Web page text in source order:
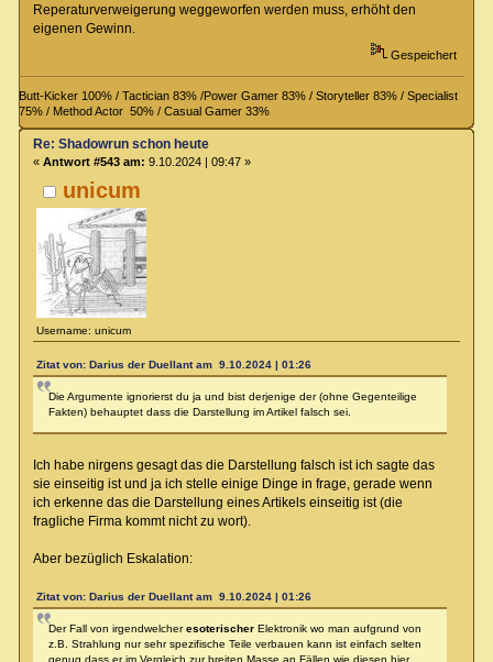
Reperaturverweigerung weggeworfen werden muss, erhöht den
eigenen Gewinn.
Gespeichert
Butt-Kicker 100% / Tactician 83% /Power Gamer 83% / Storyteller 83% / Specialist
75% / Method Actor 50% / Casual Gamer 33%
unicum
Username: unicum
Re: Shadowrun schon heute
« Antwort #543 am: 9.10.2024 | 09:47 »
Zitat von: Darius der Duellant am 9.10.2024 | 01:26
Die Argumente ignorierst du ja und bist derjenige der (ohne Gegenteilige
Fakten) behauptet dass die Darstellung im Artikel falsch sei.
Ich habe nirgens gesagt das die Darstellung falsch ist ich sagte das
sie einseitig ist und ja ich stelle einige Dinge in frage, gerade wenn
ich erkenne das die Darstellung eines Artikels einseitig ist (die
fragliche Firma kommt nicht zu wort).
Aber bezüglich Eskalation:
Zitat von: Darius der Duellant am 9.10.2024 | 01:26
Der Fall von irgendwelcheresoterischer Elektronik wo man aufgrund von
z.B. Strahlung nur sehr spezifische Teile verbauen kann ist einfach selten